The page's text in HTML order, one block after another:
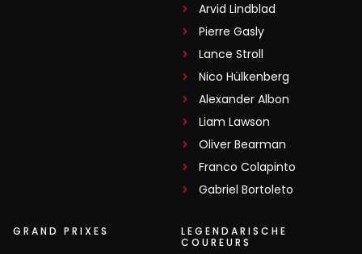
Arvid Lindblad
Pierre Gasly
Lance Stroll
Nico Hülkenberg
Alexander Albon
Liam Lawson
Oliver Bearman
Franco Colapinto
Gabriel Bortoleto
GRAND PRIXES
LEGENDARISCHE
COUREURS